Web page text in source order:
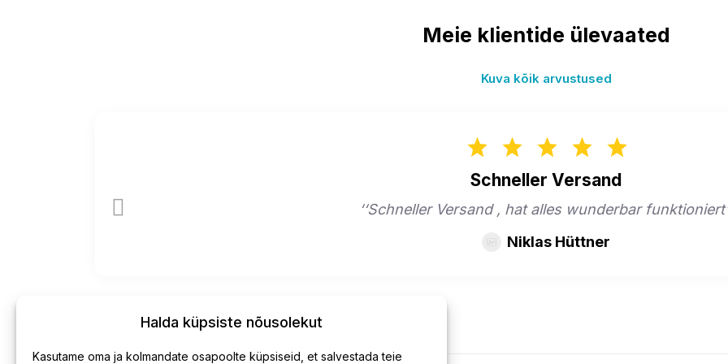
Meie klientide ülevaated
Kuva kõik arvustused
Schneller Versand
‘‘Schneller Versand , hat alles wunderbar
Niklas Hüttner
Halda küpsiste nõusolekut
Kasutame oma ja kolmandate osapoolte küpsiseid, et salvestada teie